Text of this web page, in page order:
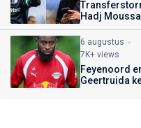
Hadj
6 augustus
7K+ views
Feyenoord
Geertruida